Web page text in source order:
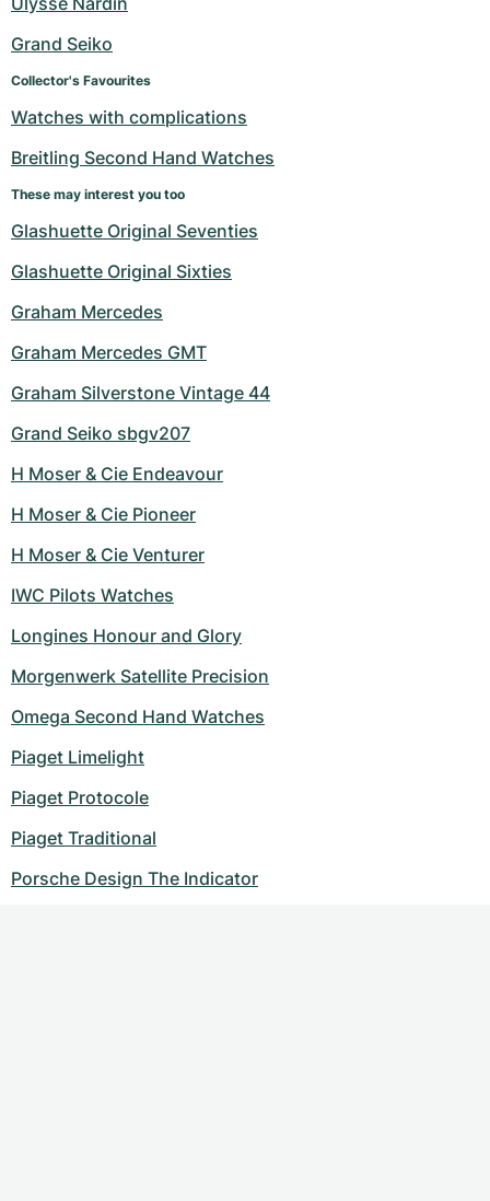
Grand Seiko
Collector's Favourites
Watches with complications
Breitling Second Hand Watches
These may interest you too
Glashuette Original Seventies
Glashuette Original Sixties
Graham Mercedes
Graham Mercedes GMT
Graham Silverstone Vintage 44
Grand Seiko sbgv207
H Moser & Cie Endeavour
H Moser & Cie Pioneer
H Moser & Cie Venturer
IWC Pilots Watches
Longines Honour and Glory
Morgenwerk Satellite Precision
Omega Second Hand Watches
Piaget Limelight
Piaget Protocole
Piaget Traditional
Porsche Design The Indicator